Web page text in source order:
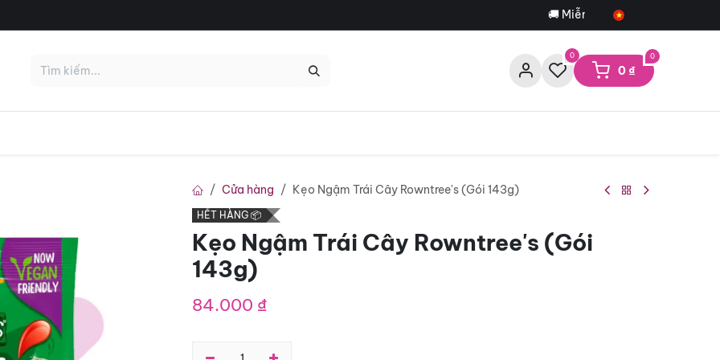
🚚 Miễn phí giao hàng cho đơn trên
0 0
0₫
KHỦNG 😱 HOT 🔥
Cửa hàng Kẹo Ngậm Trái Cây Rowntree's (Gói 143g)
HẾT HÀNG 📦
Kẹo Ngậm Trái Cây Rowntree's (Gói
143g)
84.000 ₫